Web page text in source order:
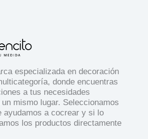
especializada en decoración
donde encuentras
a tus necesidades
mismo lugar. Seleccionamos
ayudamos a cocrear y si lo
los productos directamente